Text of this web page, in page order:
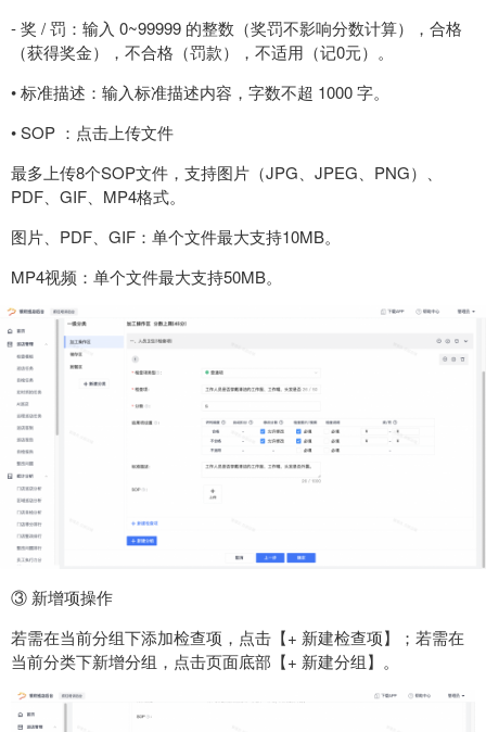
- 奖 / 罚：输入 0~99999 的整数（奖罚不影响分数计算），合格
（获得奖金），不合格（罚款），不适用（记0元）。
• 标准描述：输入标准描述内容，字数不超 1000 字。
• SOP ：点击上传文件
最多上传8个SOP文件，支持图片（JPG、JPEG、PNG）、
PDF、GIF、MP4格式。
图片、PDF、GIF：单个文件最大支持10MB。
MP4视频：单个文件最大支持50MB。
③ 新增项操作
若需在当前分组下添加检查项，点击【+ 新建检查项】；若需在
当前分类下新增分组，点击页面底部【+ 新建分组】。